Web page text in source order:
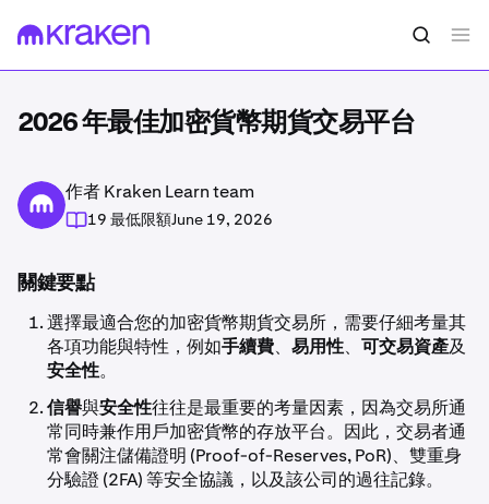
2026 年最佳加密貨幣期貨交易平台
作者 Kraken Learn team
19 最低限額June 19, 2026
關鍵要點
選擇最適合您的加密貨幣期貨交易所，需要仔細考量其
各項功能與特性，例如手續費、易用性、可交易資產及
安全性。
信譽與安全性往往是最重要的考量因素，因為交易所通
常同時兼作用戶加密貨幣的存放平台。因此，交易者通
常會關注儲備證明 (Proof-of-Reserves, PoR)、雙重身
分驗證 (2FA) 等安全協議，以及該公司的過往記錄。